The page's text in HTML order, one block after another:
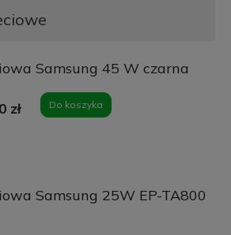
Samsung 45 W czarna
zł Do koszyka
Samsung 25W EP-TA800